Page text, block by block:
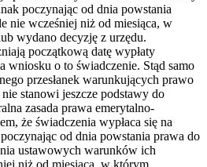
poczynając od dnia powstania
nie wcześniej niż od miesiąca, w
wydano decyzję z urzędu.
początkową datę wypłaty
wniosku o to świadczenie. Stąd samo
przesłanek warunkujących prawo
nie stanowi jeszcze podstawy do
zasada prawa emerytalno-
że świadczenia wypłaca się na
od dnia powstania prawa do
ustawowych warunków ich